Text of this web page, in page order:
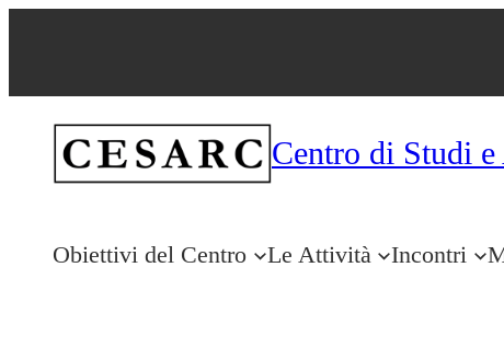
Centro di Studi
Obiettivi del Centro Le Attività Incontri